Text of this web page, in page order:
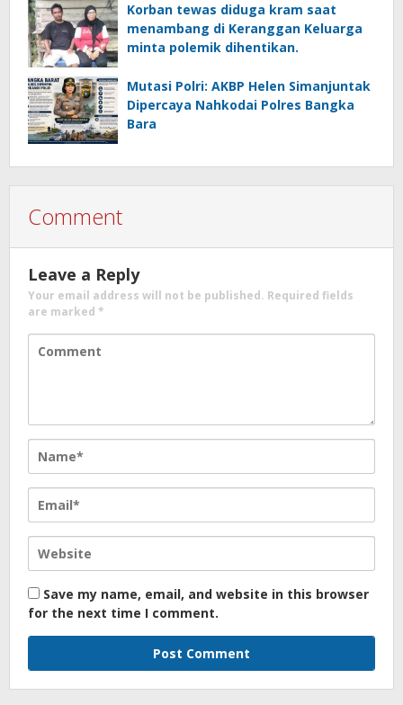
Korban tewas diduga kram saat
menambang di Keranggan Keluarga
minta polemik dihentikan.
Mutasi Polri: AKBP Helen Simanjuntak
Dipercaya Nahkodai Polres Bangka
Bara
Comment
Leave a Reply
Your email address will not be published. Required fields
are marked *
Save my name, email, and website in this browser
for the next time I comment.